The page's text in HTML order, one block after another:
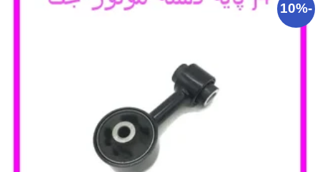
-10%